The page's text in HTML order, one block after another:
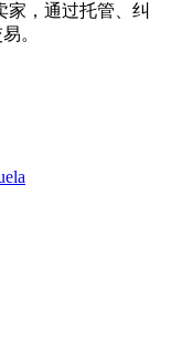
家，通过托管、纠
。